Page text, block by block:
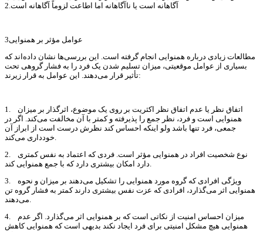
آگاهانه است یا ناآگاهانه اما اطاعت لزوماً آگاهانه است.2
عوامل مؤثر بر همنوایی3
مطالعات زیادی درباره همنوایی انجام گرفته است. این بررسی‌ها نشان داده‌اند که
بسیاری از عوامل موقعیتی، میزان تسلیم شدن یک فرد را به فشار گروهی تحت
تأثیر قرار می‌دهند. این عوامل به قرار زیرند:
1. اتفاق‌ نظر یا عدم‌ اتفاق ‌نظر اکثریت بر روی یک موضوع، اثرگذار بر میزان
همنوایی است و فرد، نظر جمع را پذیرفته و کمتر با آن مخالفت می‌کند. اگر در
جمعی، فرد تنها باشد ولو اینکه احساس کند نظرش درست است از ابراز آن
2. نوع شخصیت افراد در همنوایی مؤثر است. فردی که اعتماد به نفس کمتری
3. ویژگی افرادی که گروه مورد همنوایی را تشکیل می‌دهند بر میزان و نحوه
همنوایی اثر می‌گذارد، افرادی که عزت نفس بیشتری دارند کمتر به فشار گروه تن
4. میزان احساس امنیت از نکاتی است که بر همنوایی اثر می‌گذارد. اگر عدم
همنوایی هیچ مشکل امنیتی برای فرد ایجاد نکند بدیهی است که همنوایی کاهش